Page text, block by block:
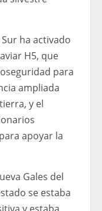
ha activado
H5, que
para
ampliada
y el
apoyar la
Gales del
se estaba